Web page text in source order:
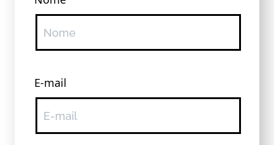
E-mail